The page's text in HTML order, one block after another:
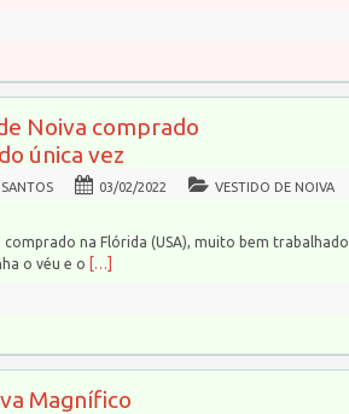
Noiva comprado
única vez
03/02/2022 VESTIDO DE NOIVA
na Flórida (USA), muito bem
o véu e o […]
Magnífico